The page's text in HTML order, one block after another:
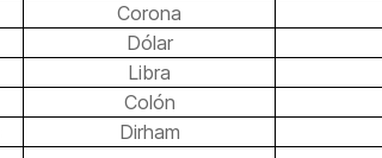
Corona
Dólar
Libra
Colón
Dirham